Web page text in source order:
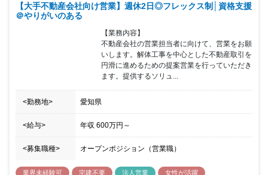
活かし、チームワークを発揮することで大きな力を生み出していま
す。仕事を全力で行う、仲間がサポートする、仕事を任せる、そし
にしています。スターツアメニティーの仕事は、人にサービスをす
ること。確かな能力・経験と豊かな人間性を以て真のホスピタリテ
ィーを提供することです。これは人として大いに磨かれ・成長する
仕事だと考えています。「自分らしく」いられる風土と「自分を磨
く」ことができる仕事、そして人のために社会のために役立てる事
業を常に行っている会社です。「ありがとう」にやりがいを感じる
方、日々の小さな積み重ねの中で、大きな自己成長を目指したい
方、是非、スターツアメニティーの話を詳しく聞いていただきたい
です。お会いできる日を楽しみにしています。
【大手不動産会社向け営業】週休2日◎フレックス制│資格支援
＠やりがいのある
【業務内容】
不動産会社の営業担当者に向けて、営業をお願
いします。解体工事を中心とした不動産取引を
円滑に進めるための提案営業を行っていただき
ます。提供するソリュ...
<勤務地> 愛知県
<給与> 年収 600万円 ～
<募集職種> オープンポジション（営業職）
業界未経験可 宅建不要 法人営業
女性が活躍